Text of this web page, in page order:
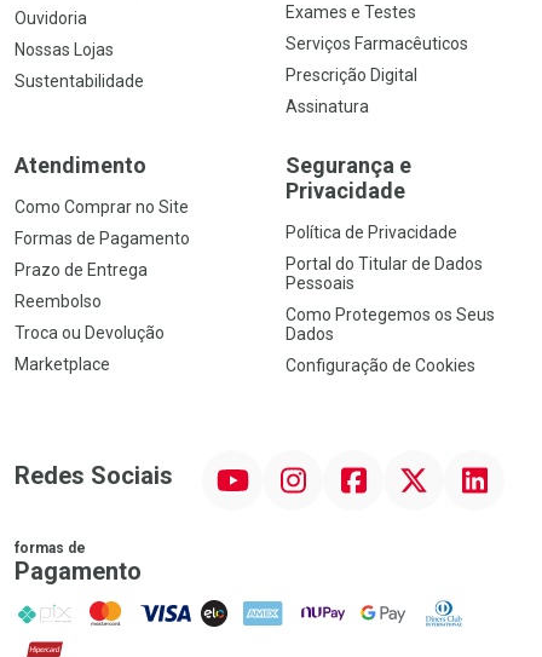
Ouvidoria
Nossas Lojas
Sustentabilidade
Exames e Testes
Serviços Farmacêuticos
Prescrição Digital
Assinatura
Atendimento
Como Comprar no Site
Formas de Pagamento
Prazo de Entrega
Reembolso
Troca ou Devolução
Marketplace
Segurança e
Privacidade
Política de Privacidade
Portal do Titular de Dados
Pessoais
Como Protegemos os Seus
Dados
Configuração de Cookies
Redes Sociais InstagramFacebook Linkedin
formas de
Pagamento
PIX MasterCard
VISA ELO AMEX NuPay Google PayDiners Club
Hipercard